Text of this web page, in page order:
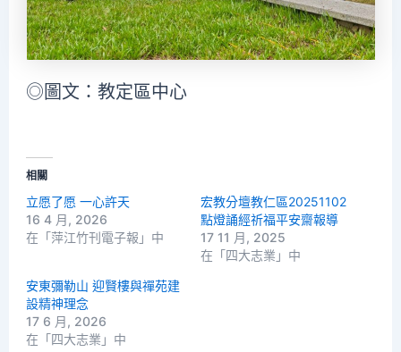
◎圖文：教定區中心
相關
立愿了愿 一心許天
16 4 月, 2026
在「萍江竹刊電子報」中
宏教分壇教仁區20251102
點燈誦經祈福平安齋報導
17 11 月, 2025
在「四大志業」中
安東彌勒山 迎賢樓與禪苑建
設精神理念
17 6 月, 2026
在「四大志業」中